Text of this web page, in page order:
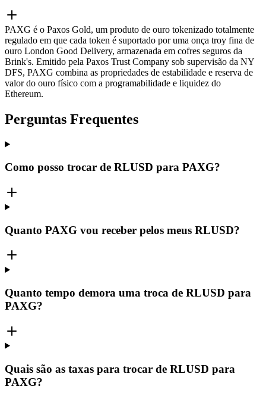
PAXG é o Paxos Gold, um produto de ouro tokenizado totalmente
regulado em que cada token é suportado por uma onça troy fina de
ouro London Good Delivery, armazenada em cofres seguros da
Brink's. Emitido pela Paxos Trust Company sob supervisão da NY
DFS, PAXG combina as propriedades de estabilidade e reserva de
valor do ouro físico com a programabilidade e liquidez do
Ethereum.
Perguntas Frequentes
Como posso trocar de RLUSD para PAXG?
Quanto PAXG vou receber pelos meus RLUSD?
Quanto tempo demora uma troca de RLUSD para
PAXG?
Quais são as taxas para trocar de RLUSD para
PAXG?